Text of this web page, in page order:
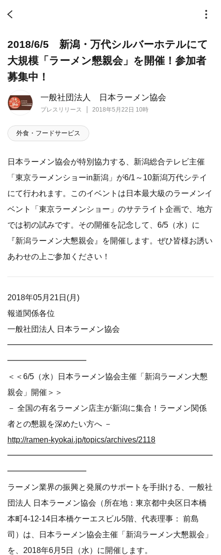
一般社団法人 日本ラーメン協会
プレスリリース 2018年5月22日 10時
2018/6/5 新潟・万代シルバーホテルにて
大規模「ラーメン懇親会」を開催！参加者
募集中！
外食・フードサービス
日本ラーメン協会が特別協力する、新潟総合テレビ主催
「東京ラーメンショーin新潟」が6/1～10新潟万代シテイ
にて行われます。このイベントは日本最大級のラーメンイ
ベント「東京ラーメンショー」のサテライト企画で、地方
では初の試みです。その開催を記念して、6/5（水）に
『新潟ラーメン大懇親会』を開催します。ぜひ皆様お誘い
あわせの上ご参加ください！
2018年05月21日(月)
報道関係各位
一般社団法人 日本ラーメン協会
━━━━━━━━━━━━━━━━━━━━━━━━━━
━━━━━━━━━━
＜＜6/5（水）日本ラーメン協会主催「新潟ラーメン大懇
親会」開催＞＞
－ 全国の有名ラーメン店主が新潟に集合！ラーメン関係
者との懇親を深めたい方へ －
http://ramen-kyokai.jp/topics/archives/2118
━━━━━━━━━━━━━━━━━━━━━━━━━━
━━━━━━━━━━
ラーメン業界の振興と発展のサポートを手掛ける、一般社
団法人 日本ラーメン協会（所在地：東京都中央区日本橋
本町4-12-14日本橋ケーエスビル5階、代表理事： 前島
司）は、日本ラーメン協会主催「新潟ラーメン大懇親会」
を、2018年6月5日（水）に開催します。